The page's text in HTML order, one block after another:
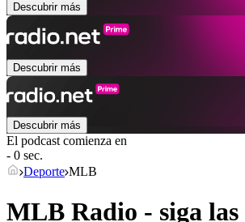
Descubrir más
Descubrir más
Descubrir más
El podcast comienza en
- 0 sec.
Deporte MLB
MLB Radio - siga las